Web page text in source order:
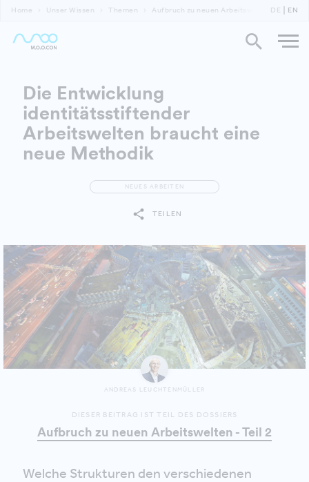
Home Unser Wissen Themen Aufbruch zu neuen Arbeitswelten - Teil 2
DE EN
Die Entwicklung
identitätsstiftender
Arbeitswelten braucht eine
neue Methodik
NEUES ARBEITEN
TEILEN
ANDREAS LEUCHTENMÜLLER
DIESER BEITRAG IST TEIL DES DOSSIERS
Aufbruch zu neuen Arbeitswelten - Teil 2
Welche Strukturen den verschiedenen